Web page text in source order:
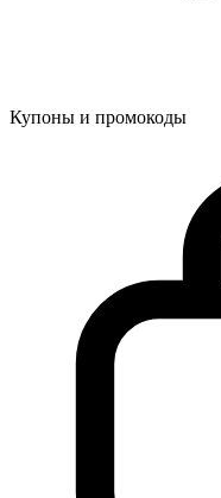
Купоны и промокоды